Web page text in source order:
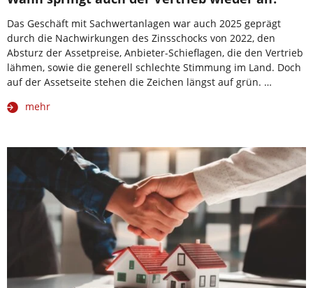
Das Geschäft mit Sachwertanlagen war auch 2025 geprägt
durch die Nachwirkungen des Zinsschocks von 2022, den
Absturz der Assetpreise, Anbieter-Schieflagen, die den Vertrieb
lähmen, sowie die generell schlechte Stimmung im Land. Doch
auf der Assetseite stehen die Zeichen längst auf grün. …
mehr